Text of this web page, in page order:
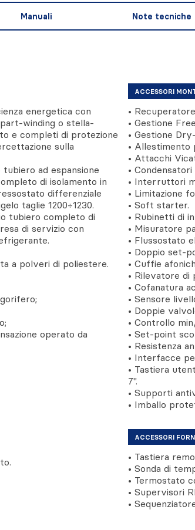
Manuali Note tecniche
energetica con
winding o stella-
e completi di protezione
sulla
ad espansione
di isolamento in
differenziale
taglie 1200÷1230.
tubiero completo di
di servizio con
a polveri di poliestere.
operato da
ACCESSORI
•
• Gestione
• Gestione
• Allestimento
• Attacchi
•
• Interruttori
• Limitazione
• Soft starter.
• Rubinetti di
• Misuratore
• Flussostato
• Doppio set-
• Cuffie
• Rilevatore
• Cofanatura
• Sensore
• Doppie
• Controllo
• Set-point
• Resistenza
• Interfacce
• Tastiera
7''.
• Supporti
• Imballo
ACCESSORI
• Tastiera
• Sonda di
• Termostato
• Supervisori
•